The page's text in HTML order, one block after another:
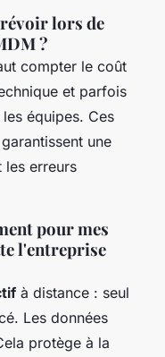
lors de
?
compter le coût
et parfois
équipes. Ces
une
erreurs
pour mes
l'entreprise
à distance : seul
Les données
protège à la